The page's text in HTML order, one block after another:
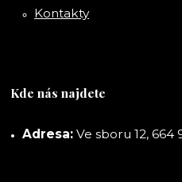
Kontakty
Kde nás najdete
Adresa: Ve sboru 12, 664